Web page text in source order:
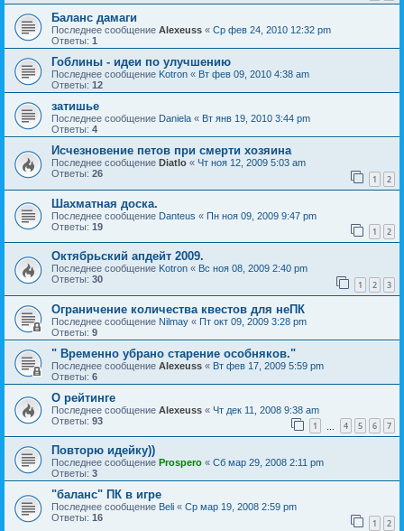
Баланс дамаги
Последнее сообщение Alexeuss « Ср фев 24, 2010 12:32 pm
Ответы: 1
Гоблины - идеи по улучшению
Последнее сообщение Kotron « Вт фев 09, 2010 4:38 am
Ответы: 12
затишье
Последнее сообщение Daniela « Вт янв 19, 2010 3:44 pm
Ответы: 4
Исчезновение петов при смерти хозяина
Последнее сообщение Diatlo « Чт ноя 12, 2009 5:03 am
Ответы: 26 1 2
Шахматная доска.
Последнее сообщение Danteus « Пн ноя 09, 2009 9:47 pm
Ответы: 19 1 2
Октябрьский апдейт 2009.
Последнее сообщение Kotron « Вс ноя 08, 2009 2:40 pm
Ответы: 30 1 2 3
Ограничение количества квестов для неПК
Последнее сообщение Nilmay « Пт окт 09, 2009 3:28 pm
Ответы: 9
" Временно убрано старение особняков."
Последнее сообщение Alexeuss « Вт фев 17, 2009 5:59 pm
Ответы: 6
О рейтинге
Последнее сообщение Alexeuss « Чт дек 11, 2008 9:38 am
Ответы: 93 1 4 5 6 7
Повторю идейку))
Последнее сообщение Prospero « Сб мар 29, 2008 2:11 pm
Ответы: 3
"баланс" ПК в игре
Последнее сообщение Beli « Ср мар 19, 2008 2:59 pm
Ответы: 16 1 2